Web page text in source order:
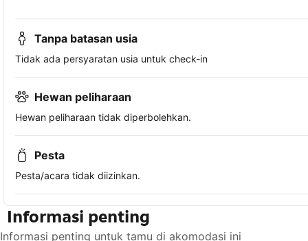
Tanpa batasan usia
Tidak ada persyaratan usia untuk check-in
Hewan peliharaan
Hewan peliharaan tidak diperbolehkan.
Pesta
Pesta/acara tidak diizinkan.
Informasi penting
Informasi penting untuk tamu di akomodasi ini